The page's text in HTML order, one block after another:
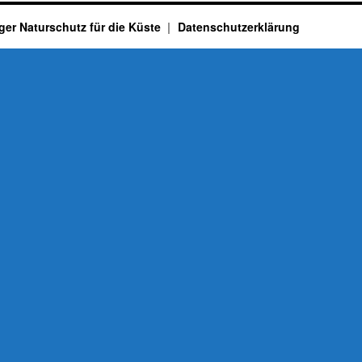
Naturschutz für die Küste Datenschutzerklärung